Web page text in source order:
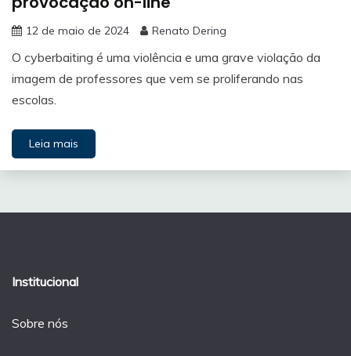
12 de maio de 2024 Renato Dering
O cyberbaiting é uma violência e uma grave violação da
imagem de professores que vem se proliferando nas
escolas.
Leia mais
Institucional
Sobre nós